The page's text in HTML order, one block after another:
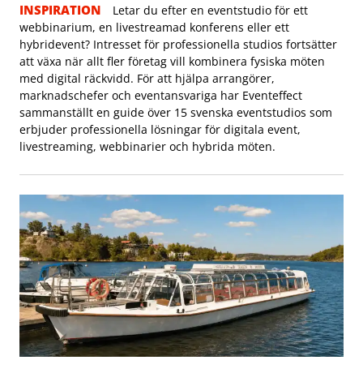
INSPIRATION
Letar du efter en eventstudio för ett
webbinarium, en livestreamad konferens eller ett
hybridevent? Intresset för professionella studios fortsätter
att växa när allt fler företag vill kombinera fysiska möten
med digital räckvidd. För att hjälpa arrangörer,
marknadschefer och eventansvariga har Eventeffect
sammanställt en guide över 15 svenska eventstudios som
erbjuder professionella lösningar för digitala event,
livestreaming, webbinarier och hybrida möten.